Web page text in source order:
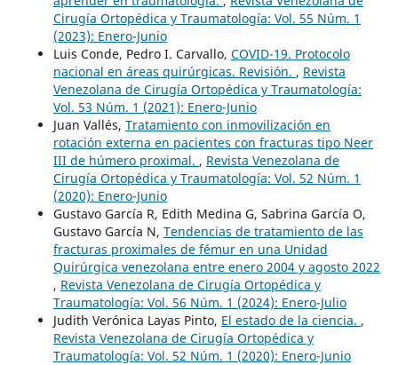
Cirugía Ortopédica y Traumatología: Vol. 55 Núm. 1
(2023): Enero-Junio
Luis Conde, Pedro I. Carvallo, COVID-19. Protocolo
nacional en áreas quirúrgicas. Revisión. , Revista
Venezolana de Cirugía Ortopédica y Traumatología:
Vol. 53 Núm. 1 (2021): Enero-Junio
Juan Vallés, Tratamiento con inmovilización en
rotación externa en pacientes con fracturas tipo Neer
III de húmero proximal. , Revista Venezolana de
Cirugía Ortopédica y Traumatología: Vol. 52 Núm. 1
(2020): Enero-Junio
Gustavo García R, Edith Medina G, Sabrina García O,
Gustavo García N, Tendencias de tratamiento de las
fracturas proximales de fémur en una Unidad
Quirúrgica venezolana entre enero 2004 y agosto 2022
, Revista Venezolana de Cirugía Ortopédica y
Traumatología: Vol. 56 Núm. 1 (2024): Enero-Julio
Judith Verónica Layas Pinto, El estado de la ciencia. ,
Revista Venezolana de Cirugía Ortopédica y
Traumatología: Vol. 52 Núm. 1 (2020): Enero-Junio